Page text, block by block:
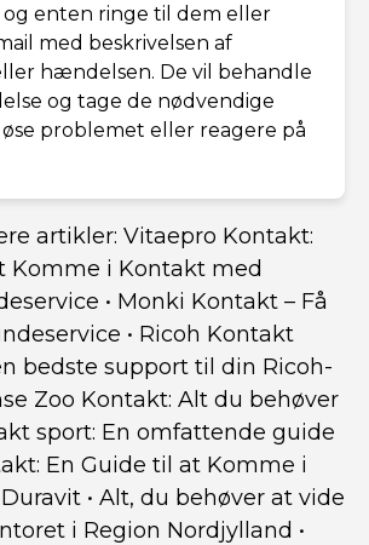
og enten ringe til dem eller
med beskrivelsen af
hændelsen. De vil behandle
og tage de nødvendige
problemet eller reagere på
artikler: Vitaepro Kontakt:
Komme i Kontakt med
• Monki Kontakt – Få
• Ricoh Kontakt
bedste support til din Ricoh-
Zoo Kontakt: Alt du behøver
sport: En omfattende guide
En Guide til at Komme i
• Alt, du behøver at vide
i Region Nordjylland •